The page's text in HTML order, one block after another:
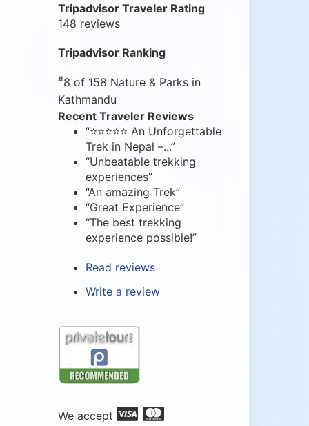
Tripadvisor Traveler Rating
148 reviews
Tripadvisor Ranking
#8 of 158 Nature & Parks in
Kathmandu
Recent Traveler Reviews
“⭐⭐⭐⭐⭐ An Unforgettable
Trek in Nepal –...”
“Unbeatable trekking
experiences”
“An amazing Trek”
“Great Experience”
“The best trekking
experience possible!”
Read reviews
Write a review
We accept